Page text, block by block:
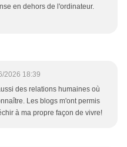
en dehors de l'ordinateur.
2026 18:39
des relations humaines où
Les blogs m'ont permis
à ma propre façon de vivre!